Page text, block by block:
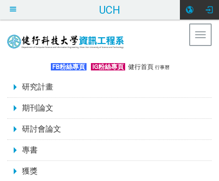
UCH
FB粉絲專頁 IG粉絲專頁 健行首頁 行事曆
研究計畫
期刊論文
研討會論文
專書
獲獎